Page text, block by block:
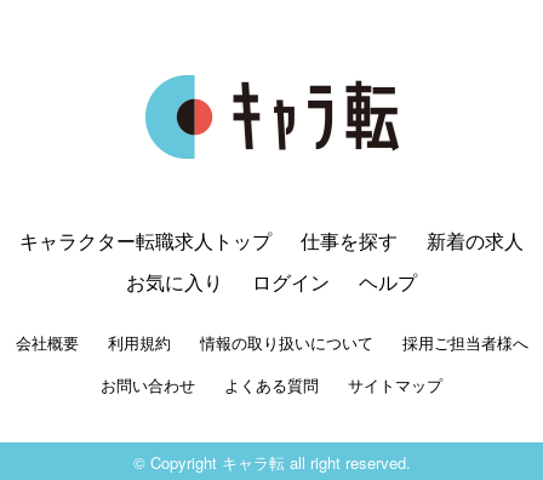
キャラクター転職求人トップ 仕事を探す
新着の求人
お気に入り
ログイン ヘルプ
会社概要 利用規約 情報の取り扱いについて
採用ご担当者様へ
お問い合わせ
よくある質問 サイトマップ
© Copyright キャラ転 all right reserved.